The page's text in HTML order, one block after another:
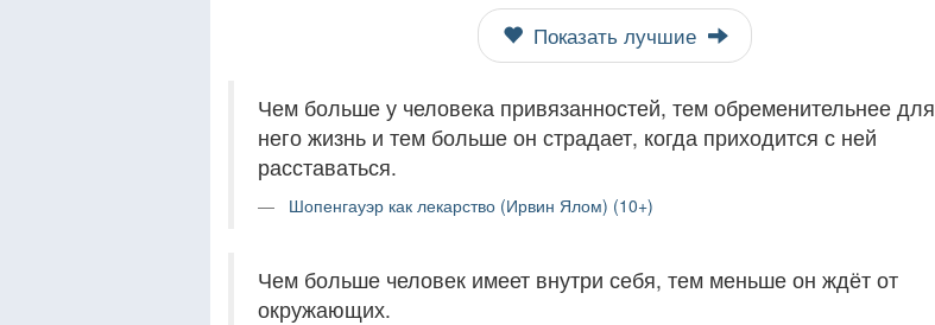
Показать лучшие
Чем больше у человека привязанностей, тем обременительнее для
него жизнь и тем больше он страдает, когда приходится с ней
расставаться.
Шопенгауэр как лекарство (Ирвин Ялом) (10+)
Чем больше человек имеет внутри себя, тем меньше он ждёт от
окружающих.